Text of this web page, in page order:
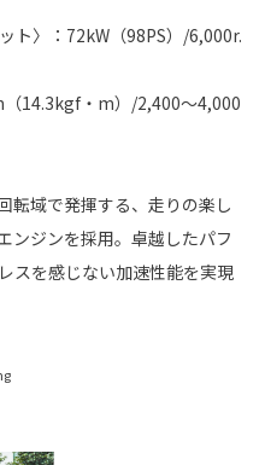
ト〉：72kW（98PS）/6,000r.
14.3kgf・m）/2,400～4,000
転域で発揮する、走りの楽し
ンジンを採用。卓越したパフ
スを感じない加速性能を実現